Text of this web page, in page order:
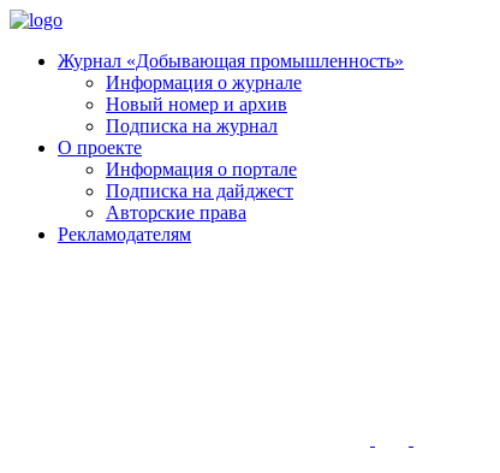
Журнал «Добывающая промышленность»
Информация о журнале
Новый номер и архив
Подписка на журнал
О проекте
Информация о портале
Подписка на дайджест
Авторские права
Рекламодателям